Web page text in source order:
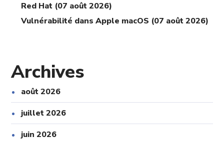
Red Hat (07 août 2026)
Vulnérabilité dans Apple macOS (07 août 2026)
Archives
août 2026
juillet 2026
juin 2026